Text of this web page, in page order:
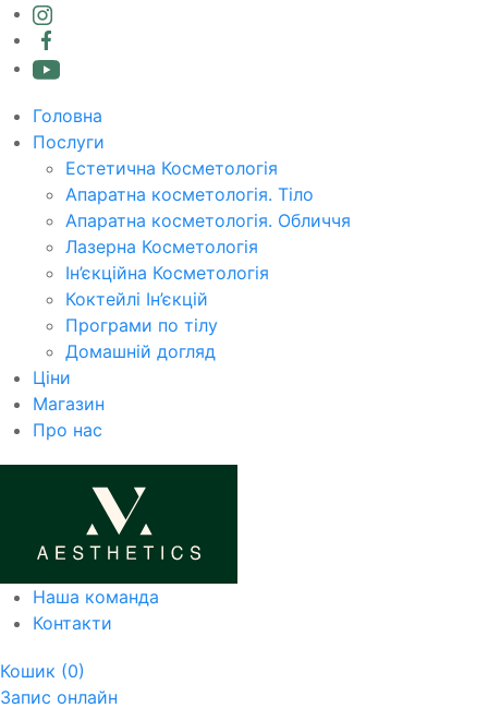
Головна
Послуги
Естетична Косметологія
Апаратна косметологія. Тіло
Апаратна косметологія. Обличчя
Лазерна Косметологія
Ін’єкційна Косметологія
Коктейлі Ін’єкцій
Програми по тілу
Домашній догляд
Ціни
Магазин
Про нас
Наша команда
Контакти
Кошик (0)
Запис онлайн